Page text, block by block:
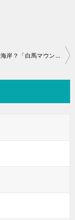
海なし県に海岸？「白馬マウンテンビーチ」誕生